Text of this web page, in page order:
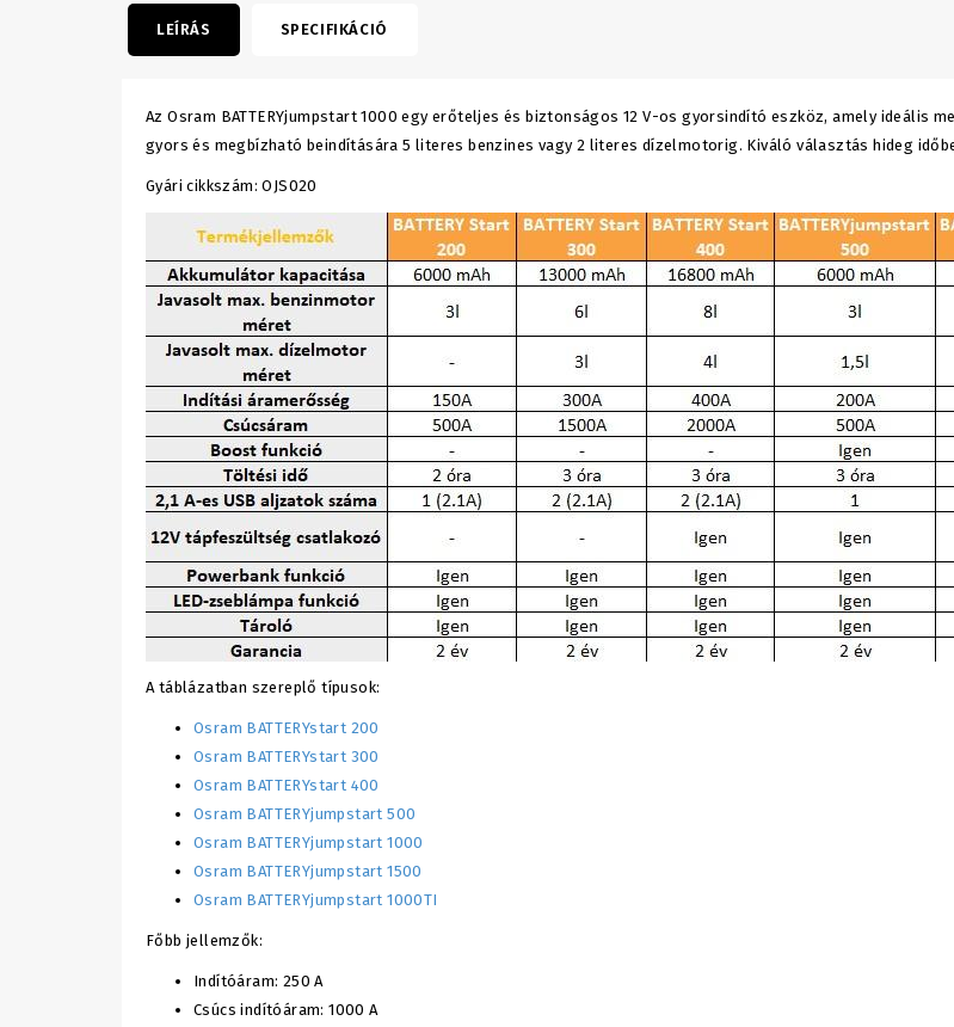
LEÍRÁS SPECIFIKÁCIÓ
Az Osram BATTERYjumpstart 1000 egy erőteljes és biztonságos 12 V-os gyorsindító eszköz, amely ideális
gyors és megbízható beindítására 5 literes benzines vagy 2 literes dízelmotorig. Kiváló választás hideg
Gyári cikkszám: OJS020
A táblázatban szereplő típusok:
Osram BATTERYstart 200
Osram BATTERYstart 300
Osram BATTERYstart 400
Osram BATTERYjumpstart 500
Osram BATTERYjumpstart 1000
Osram BATTERYjumpstart 1500
Osram BATTERYjumpstart 1000TI
Főbb jellemzők:
Indítóáram: 250 A
Csúcs indítóáram: 1000 A